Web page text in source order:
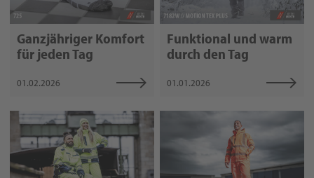
Ganzjähriger Komfort
für jeden Tag
01.02.2026
Funktional und warm
durch den Tag
01.01.2026